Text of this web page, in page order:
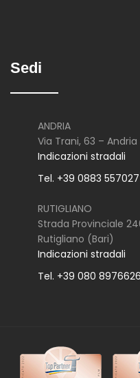
Sedi
ANDRIA
Via Trani, 63 – Andria
Indicazioni stradali
Tel. +39 0883 557027
RUTIGLIANO
Strada Provinciale
Rutigliano (Bari)
Indicazioni stradali
Tel. +39 080 8976626